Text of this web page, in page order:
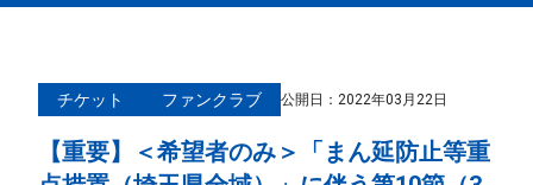
チケット ファンクラブ 公開日： 2022年03月22日
【重要】＜希望者のみ＞「まん延防止等重